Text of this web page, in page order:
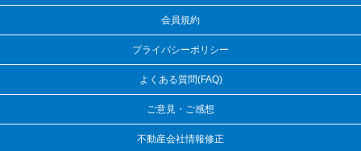
会員規約
プライバシーポリシー
よくある質問(FAQ)
ご意見・ご感想
不動産会社情報修正